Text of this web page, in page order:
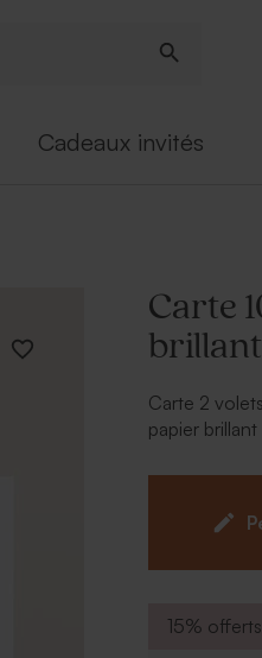
Cadeaux invités
Carte
Carte 2
papier
textes et vos
festifs aux
15%